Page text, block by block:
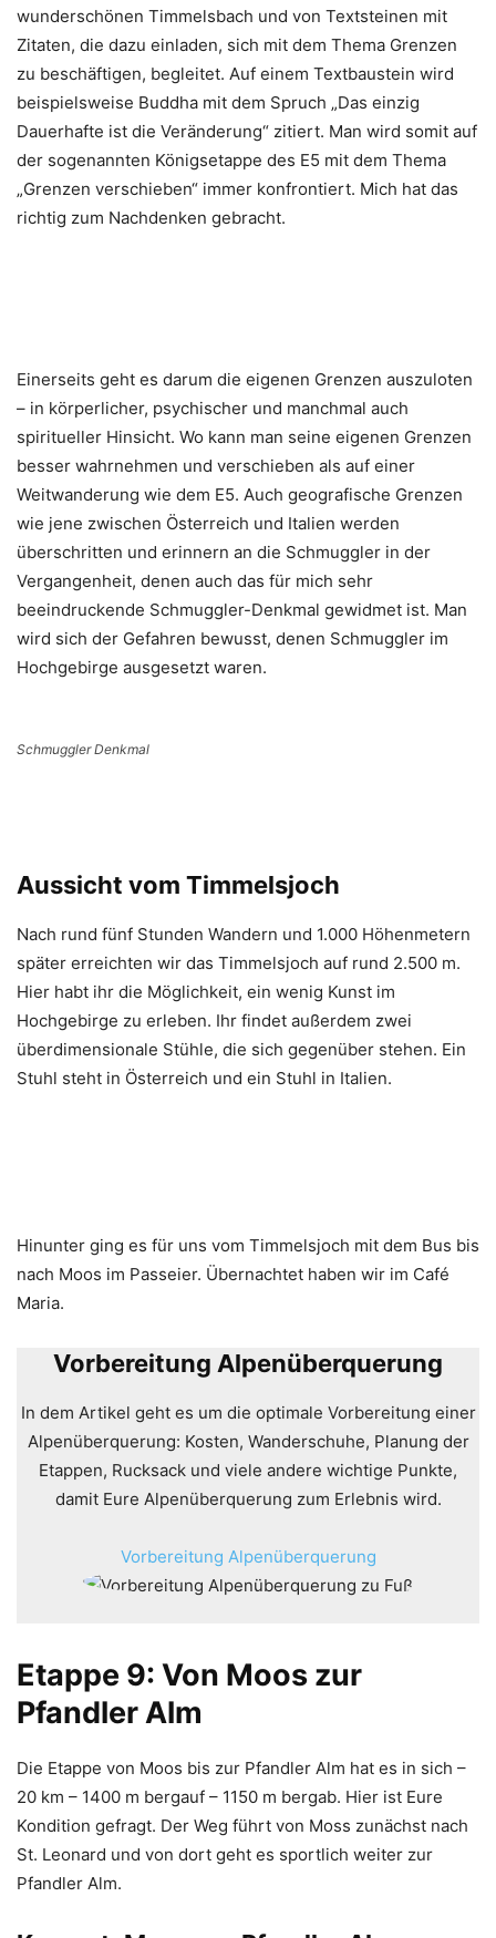
wunderschönen Timmelsbach und von Textsteinen mit
Zitaten, die dazu einladen, sich mit dem Thema Grenzen
zu beschäftigen, begleitet. Auf einem Textbaustein wird
beispielsweise Buddha mit dem Spruch „Das einzig
Dauerhafte ist die Veränderung“ zitiert. Man wird somit auf
der sogenannten Königsetappe des E5 mit dem Thema
„Grenzen verschieben“ immer konfrontiert. Mich hat das
richtig zum Nachdenken gebracht.
Einerseits geht es darum die eigenen Grenzen auszuloten
– in körperlicher, psychischer und manchmal auch
spiritueller Hinsicht. Wo kann man seine eigenen Grenzen
besser wahrnehmen und verschieben als auf einer
Weitwanderung wie dem E5. Auch geografische Grenzen
wie jene zwischen Österreich und Italien werden
überschritten und erinnern an die Schmuggler in der
Vergangenheit, denen auch das für mich sehr
beeindruckende Schmuggler-Denkmal gewidmet ist. Man
wird sich der Gefahren bewusst, denen Schmuggler im
Hochgebirge ausgesetzt waren.
Schmuggler Denkmal
Aussicht vom Timmelsjoch
Nach rund fünf Stunden Wandern und 1.000 Höhenmetern
später erreichten wir das Timmelsjoch auf rund 2.500 m.
Hier habt ihr die Möglichkeit, ein wenig Kunst im
Hochgebirge zu erleben. Ihr findet außerdem zwei
überdimensionale Stühle, die sich gegenüber stehen. Ein
Stuhl steht in Österreich und ein Stuhl in Italien.
Hinunter ging es für uns vom Timmelsjoch mit dem Bus bis
nach Moos im Passeier. Übernachtet haben wir im Café
Maria.
Vorbereitung Alpenüberquerung
In dem Artikel geht es um die optimale Vorbereitung einer
Alpenüberquerung: Kosten, Wanderschuhe, Planung der
Etappen, Rucksack und viele andere wichtige Punkte,
damit Eure Alpenüberquerung zum Erlebnis wird.
Vorbereitung Alpenüberquerung
Etappe 9: Von Moos zur
Pfandler Alm
Die Etappe von Moos bis zur Pfandler Alm hat es in sich –
20 km – 1400 m bergauf – 1150 m bergab. Hier ist Eure
Kondition gefragt. Der Weg führt von Moss zunächst nach
St. Leonard und von dort geht es sportlich weiter zur
Pfandler Alm.